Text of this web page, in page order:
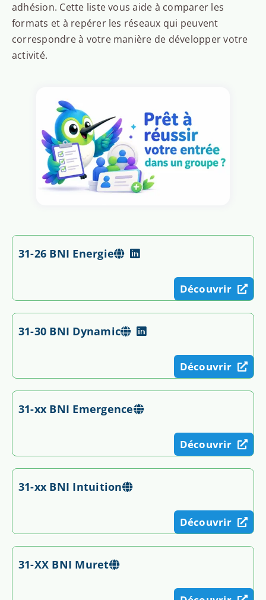
adhésion. Cette liste vous aide à comparer les
formats et à repérer les réseaux qui peuvent
correspondre à votre manière de développer votre
activité.
31-26 BNI Energie
Découvrir
31-30 BNI Dynamic
Découvrir
31-xx BNI Emergence
Découvrir
31-xx BNI Intuition
Découvrir
31-XX BNI Muret